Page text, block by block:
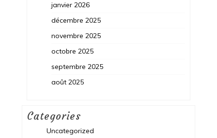
janvier 2026
décembre 2025
novembre 2025
octobre 2025
septembre 2025
août 2025
Categories
Uncategorized